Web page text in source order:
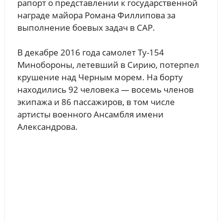
рапорт о представлении к государственной
награде майора Романа Филлипова за
выполнение боевых задач в САР.
В декабре 2016 года самолет Ту-154
Минобороны, летевший в Сирию, потерпел
крушение над Черным морем. На борту
находились 92 человека — восемь членов
экипажа и 86 пассажиров, в том числе
артисты военного Ансамбля имени
Александрова.